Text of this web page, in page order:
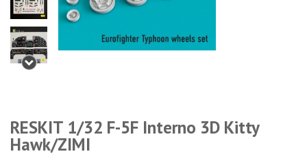
RESKIT 1/32 F-5F Interno 3D Kitty
Hawk/ZIMI